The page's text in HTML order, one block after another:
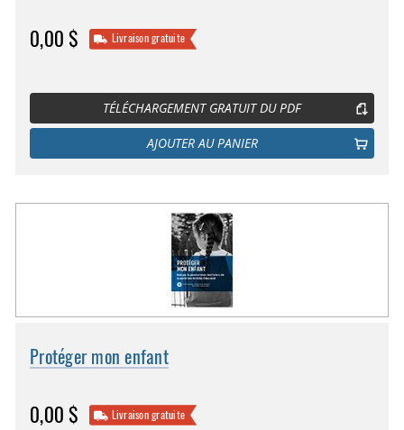
0,00 $ Livraison gratuite
TÉLÉCHARGEMENT GRATUIT DU PDF
AJOUTER AU PANIER
Protéger mon enfant
0,00 $ Livraison gratuite